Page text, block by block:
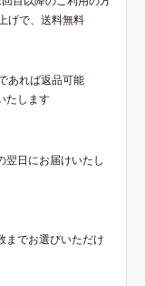
げで、送料無料
あれば返品可能
たします
翌日にお届けいたし
までお選びいただけ